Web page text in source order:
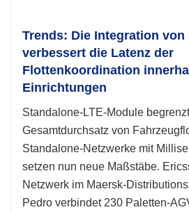
Trends: Die Integration
verbessert die Latenz der
Flottenkoordination
Einrichtungen
Standalone-LTE-Module
Gesamtdurchsatz von
Standalone-Netzwerke mit
setzen nun neue Maßstäbe.
Netzwerk im Maersk-
Pedro verbindet 230 Paletten-